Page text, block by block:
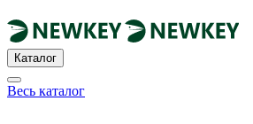
Каталог
Весь каталог